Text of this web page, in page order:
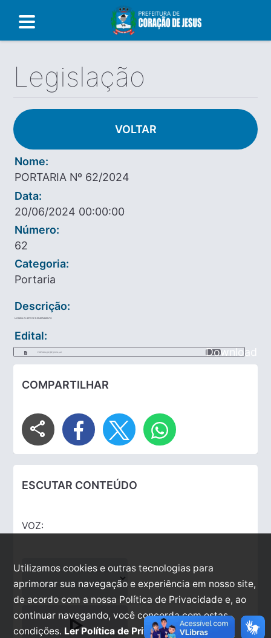
Legislação
VOLTAR
Nome:
PORTARIA Nº 62/2024
Data:
20/06/2024 00:00:00
Número:
62
Categoria:
Portaria
Descrição:
NOMEIA CHEFE DE DEPARTAMENTO
Edital:
PORTARIA_62_DE_2024.pdf Download
COMPARTILHAR
share
ESCUTAR CONTEÚDO
VOZ:
play_arrow
Utilizamos cookies e outras tecnologias para
aprimorar sua navegação e experiência em nosso site,
de acordo com a nossa Política de Privacidade e, ao
continuar navegando, você concorda com estas
condições. Ler Política de Privacidade.